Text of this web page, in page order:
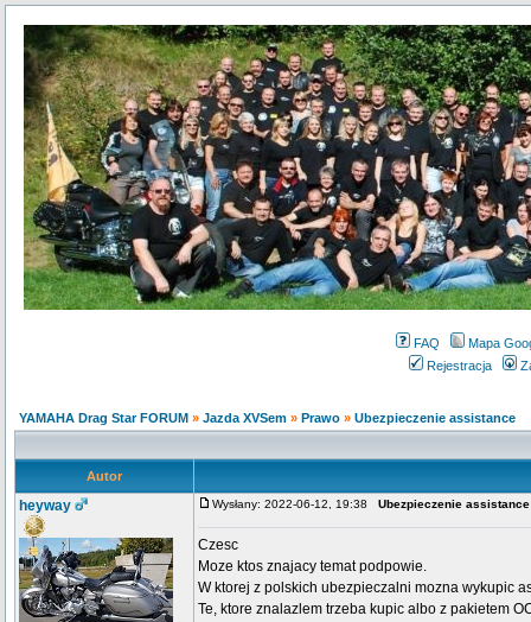
FAQ
Mapa
Rejestracja
YAMAHA Drag Star FORUM » Jazda XVSem » Prawo » Ubezpieczenie assistance
Autor
heyway Wysłany: 2022-06-12, 19:38 Ubezpieczenie assistance
Czesc
Moze ktos znajacy temat podpowie.
W ktorej z polskich ubezpieczalni mozna wykupic
Te, ktore znalazlem trzeba kupic albo z pakietem